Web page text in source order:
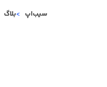
سیب‌اپ بلاگ